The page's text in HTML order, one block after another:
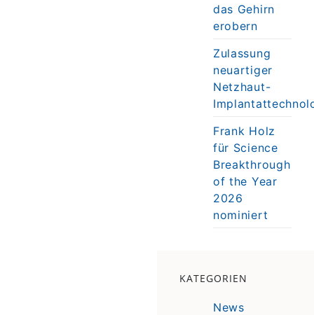
das Gehirn
erobern
Zulassung
neuartiger
Netzhaut-
Frank Holz
für Science
Breakthrough
of the Year
2026
nominiert
KATEGORIEN
News